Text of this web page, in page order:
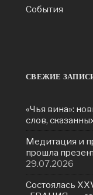
События
СВЕЖИЕ
«Чья вина»:
слов,
Медитация и
прошла
29.07.2026
Состоялась